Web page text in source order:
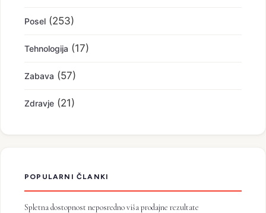
Posel (253)
Tehnologija (17)
Zabava (57)
Zdravje (21)
POPULARNI ČLANKI
Spletna dostopnost neposredno viša prodajne rezultate